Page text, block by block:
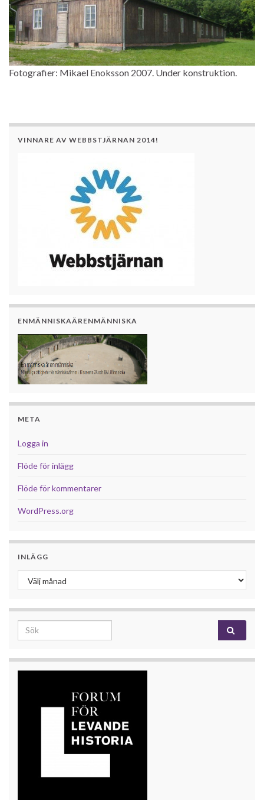
Fotografier: Mikael Enoksson 2007. Under konstruktion.
VINNARE AV WEBBSTJÄRNAN 2014!
ENMÄNNISKAÄRENMÄNNISKA
META
Logga in
Flöde för inlägg
Flöde för kommentarer
WordPress.org
INLÄGG
Inlägg
Search for: